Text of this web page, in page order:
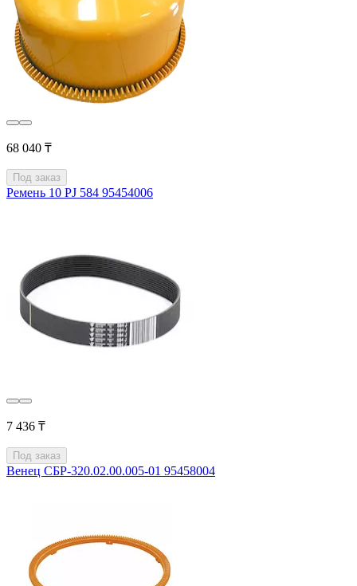
68 040 ₸
Под заказ
Ремень 10 PJ 584 95454006
7 436 ₸
Под заказ
Венец CБP-320.02.00.005-01 95458004